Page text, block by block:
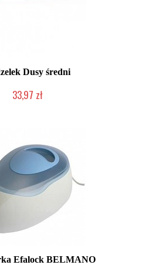
Dusy średni
33,97 zł
Efalock BELMANO